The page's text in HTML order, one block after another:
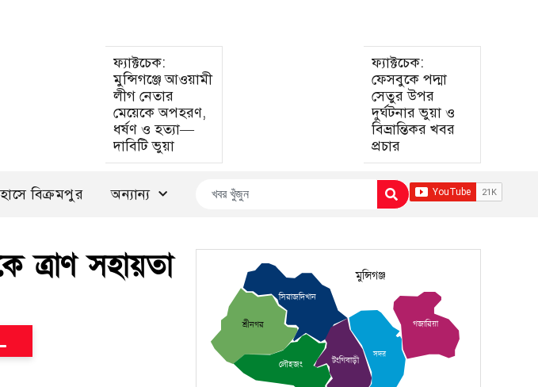
ফ্যাক্টচেক:
মুন্সিগঞ্জে আওয়ামী
লীগ নেতার
মেয়েকে অপহরণ,
ধর্ষণ ও হত্যা—
দাবিটি ভুয়া
ফ্যাক্টচেক:
ফেসবুকে পদ্মা
সেতুর উপর
দুর্ঘটনার ভুয়া ও
বিভ্রান্তিকর খবর
প্রচার
বিক্রমপুর অন্যান্য
ত্রাণ সহায়তা
শ্রীনগর
সিরাজদিখান
টংগিবাড়ী
সদর
গজারিয়া
লৌহজং
মুন্সিগঞ্জ